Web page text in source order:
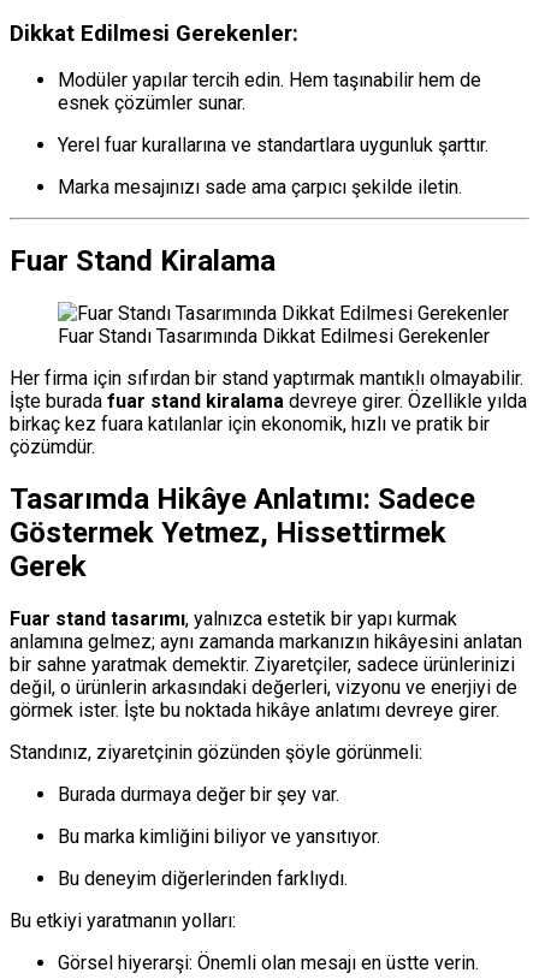
Dikkat Edilmesi Gerekenler:
Modüler yapılar tercih edin. Hem taşınabilir hem de
esnek çözümler sunar.
Yerel fuar kurallarına ve standartlara uygunluk şarttır.
Marka mesajınızı sade ama çarpıcı şekilde iletin.
Fuar Stand Kiralama
Fuar Standı Tasarımında Dikkat Edilmesi Gerekenler
Her firma için sıfırdan bir stand yaptırmak mantıklı olmayabilir.
İşte burada fuar stand kiralama devreye girer. Özellikle yılda
birkaç kez fuara katılanlar için ekonomik, hızlı ve pratik bir
çözümdür.
Tasarımda Hikâye Anlatımı: Sadece
Göstermek Yetmez, Hissettirmek
Gerek
Fuar stand tasarımı, yalnızca estetik bir yapı kurmak
anlamına gelmez; aynı zamanda markanızın hikâyesini anlatan
bir sahne yaratmak demektir. Ziyaretçiler, sadece ürünlerinizi
değil, o ürünlerin arkasındaki değerleri, vizyonu ve enerjiyi de
görmek ister. İşte bu noktada hikâye anlatımı devreye girer.
Standınız, ziyaretçinin gözünden şöyle görünmeli:
Burada durmaya değer bir şey var.
Bu marka kimliğini biliyor ve yansıtıyor.
Bu deneyim diğerlerinden farklıydı.
Bu etkiyi yaratmanın yolları:
Görsel hiyerarşi: Önemli olan mesajı en üstte verin.